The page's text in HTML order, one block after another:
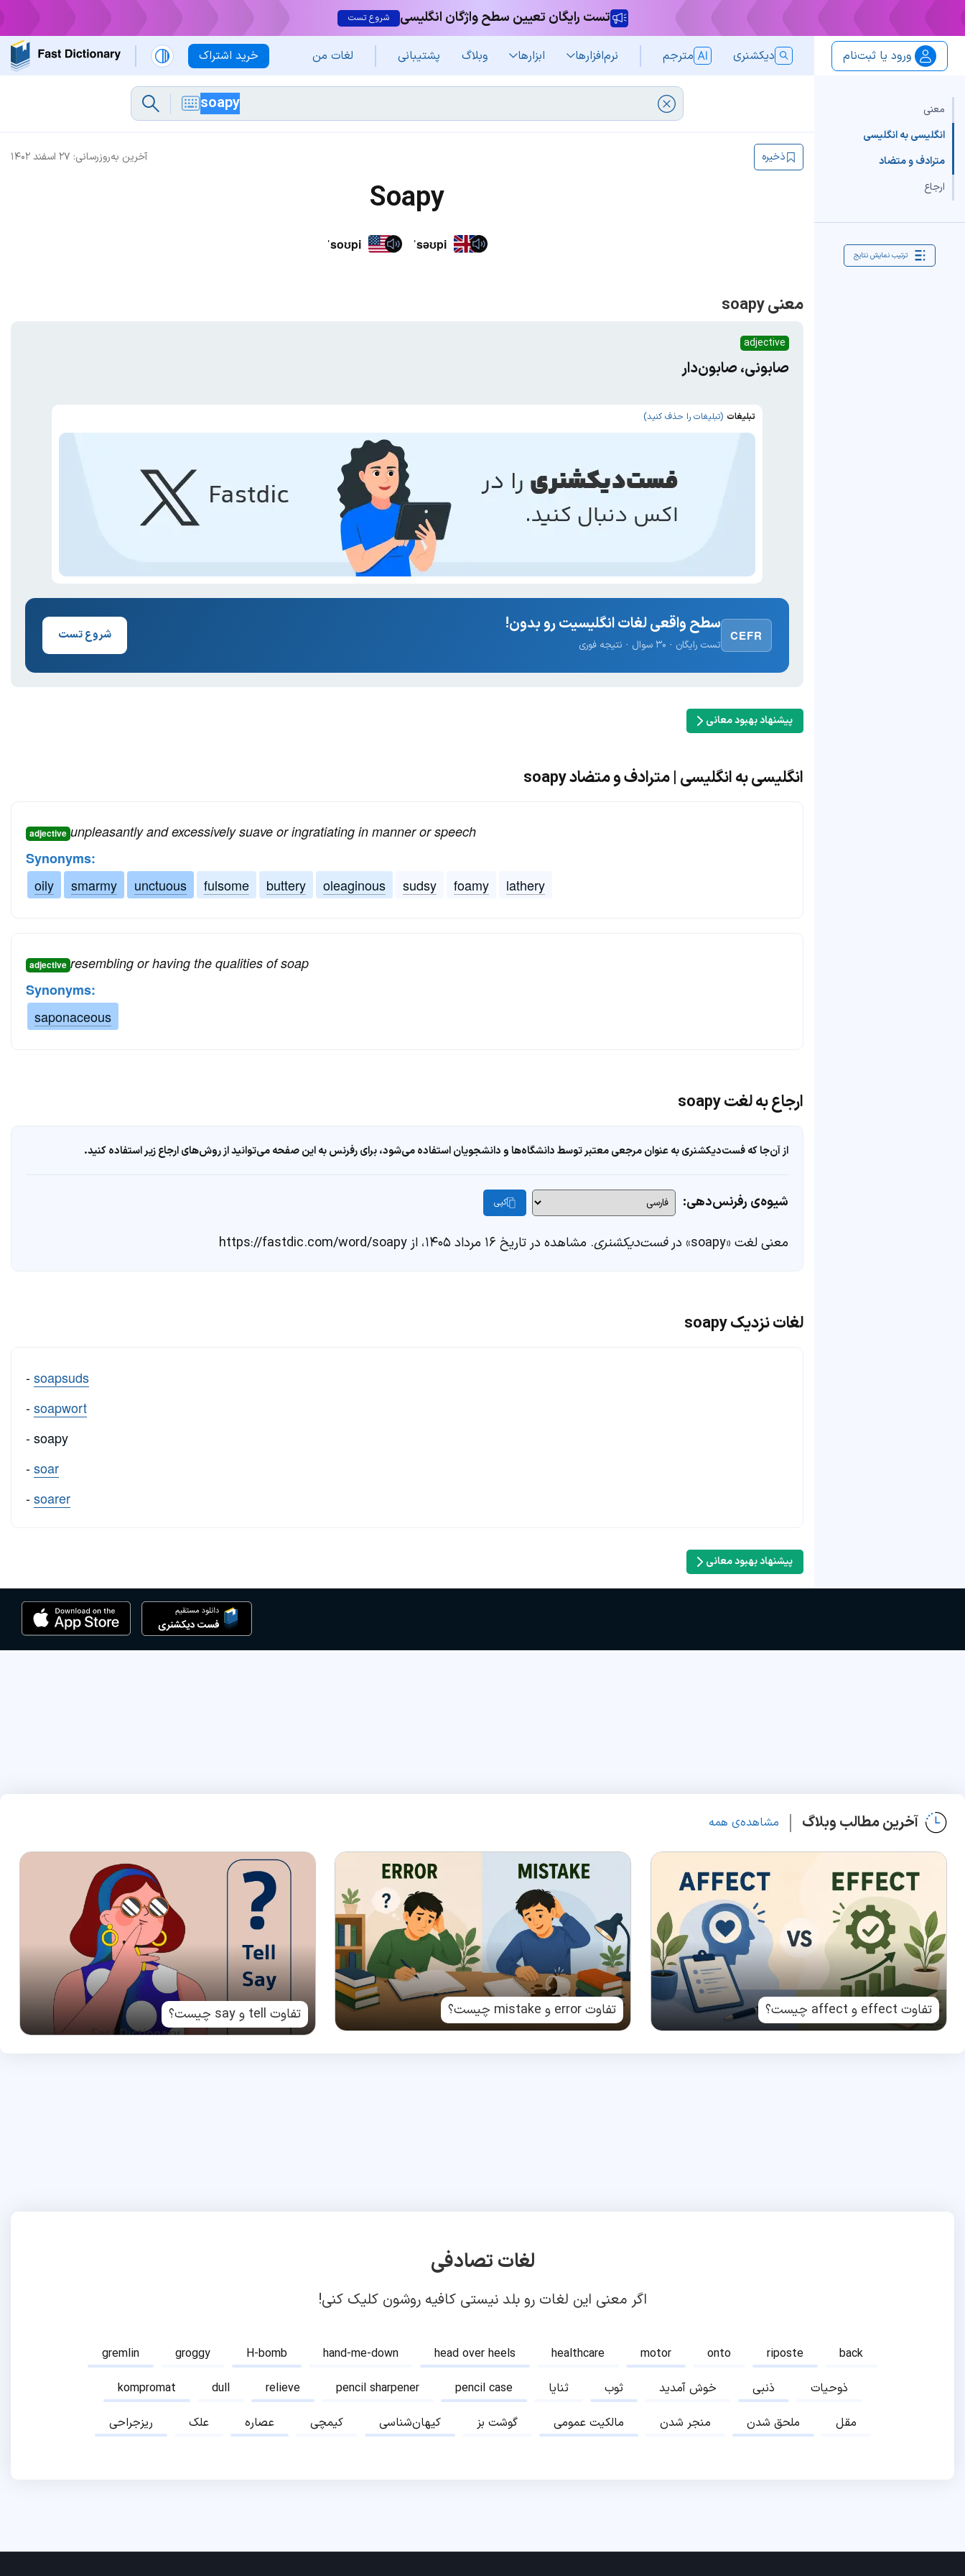
تست رایگان تعیین سطح واژگان انگلیسی شروع تست
خرید اشتراک ورود یا ثبت‌نام دیکشنری مترجم نرم‌افزار‌ها ابزارها وبلاگ پشتیبانی لغات من
معنی
انگلیسی به انگلیسی
مترادف و متضاد
ارجاع
ترتیب نمایش نتایج
آخرین به‌روزرسانی: ۲۷ اسفند ۱۴۰۲ ذخیره
Soapy
ˈsoʊpi ˈsəʊpi
معنی soapy
adjective
صابونی، صابون‌دار
تبلیغات (تبلیغات را حذف کنید)
CEFR
سطح واقعی لغات انگلیسیت رو بدون!
تست رایگان · ۳۰ سوال · نتیجه فوری
شروع تست
پیشنهاد بهبود معانی
انگلیسی به انگلیسی | مترادف و متضاد soapy
adjective unpleasantly and excessively suave or ingratiating in manner or speech
Synonyms:
oily
smarmy unctuous fulsome buttery oleaginous sudsy foamy lathery
adjective resembling or having the qualities of soap
Synonyms:
saponaceous
ارجاع به لغت soapy
از آن‌جا که فست‌دیکشنری به عنوان مرجعی معتبر توسط دانشگاه‌ها و دانشجویان استفاده می‌شود، برای رفرنس به این صفحه می‌توانید از روش‌های ارجاع زیر استفاده کنید.
شیوه‌ی رفرنس‌دهی: کپی
معنی لغت «soapy» در فست‌دیکشنری. مشاهده در تاریخ ۱۶ مرداد ۱۴۰۵، از https://fastdic.com/word/soapy
لغات نزدیک soapy
-soapsuds
-soapwort
- soapy
-soar
-soarer
پیشنهاد بهبود معانی
آخرین مطالب وبلاگ مشاهده‌ی همه
تفاوت effect و affect چیست؟ تفاوت error و mistake چیست؟ تفاوت tell و say چیست؟
لغات تصادفی
اگر معنی این لغات رو بلد نیستی کافیه روشون کلیک کنی!
gremlin groggy H-bomb hand-me-down head over heels healthcare motor onto riposte
back
kompromat
dull relieve pencil sharpener pencil case ثنایا ثوب خوش آمدید ذنبی
ذوحیات
ریزجراحی
علک عصاره کیمچی کیهان‌شناسی گوشت بز مالکیت عمومی منجر شدن ملحق شدن مقل